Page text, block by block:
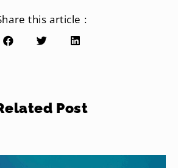
this article :
Post